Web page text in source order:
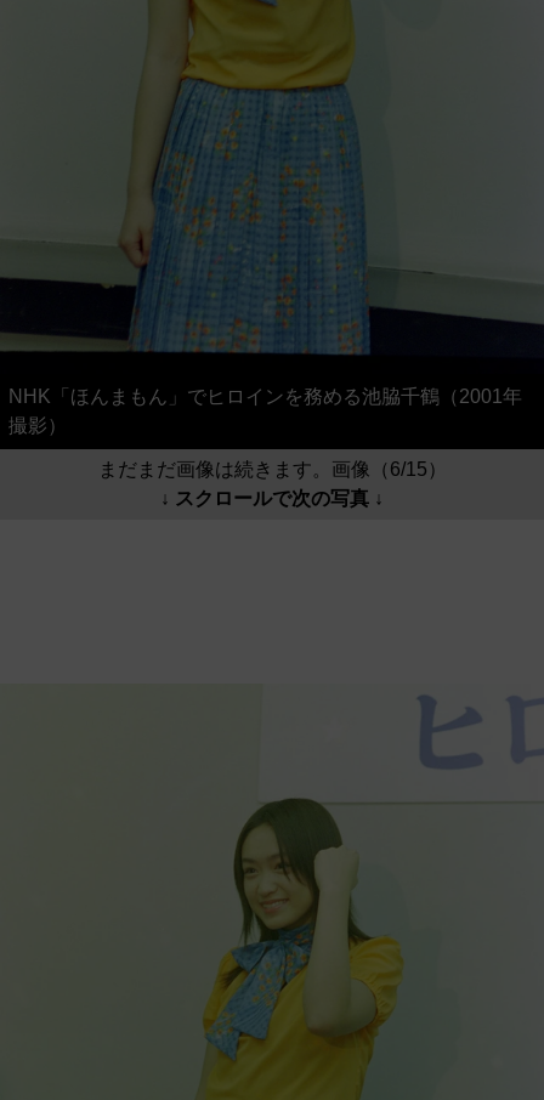
NHK「ほんまもん」でヒロインを務める池脇千鶴（2001年
撮影）
まだまだ画像は続きます。画像（6/15）
↓ スクロールで次の写真 ↓